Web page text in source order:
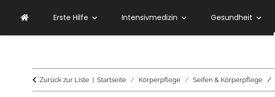
Erste Hilfe Intensivmedizin Gesundheit
Zurück zur Liste Startseite Körperpflege Seifen & Körperpflege